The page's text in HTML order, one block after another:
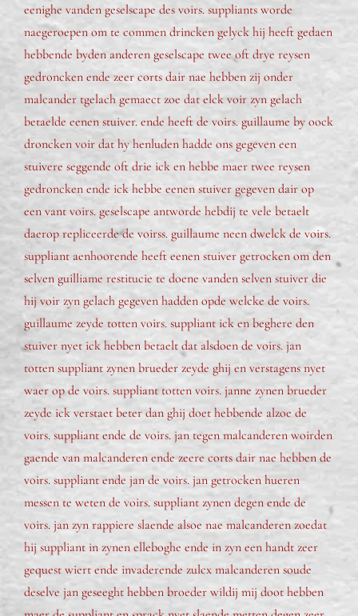
eenighe vanden geselscape des voirs. suppliants worde
naegeroepen om te commen drincken gelyck hij heeft gedaen
hebbende byden anderen geselscape twee oft drye reysen
gedroncken ende zeer corts dair nae hebben zij onder
malcander tgelach gemaect zoe dat elck voir zyn gelach
betaelde eenen stuiver. ende heeft de voirs. guillaume by oock
droncken voir dat hy henluden hadde ons gegeven een
stuivere seggende oft drie ick en hebbe maer twee reysen
gedroncken ende ick hebbe eenen stuiver gegeven dair op
een vant voirs. geselscape antworde hebdij te vele betaelt
daerop repliceerde de voirss. guillaume neen dwelck de voirs.
suppliant aenhoorende heeft eenen stuiver getrocken om den
selven guilliame restitucie te doene vanden selven stuiver die
hij voir zyn gelach gegeven hadden opde welcke de voirs.
guillaume zeyde totten voirs. suppliant ick en beghere den
stuiver nyet ick hebben betaelt dat alsdoen de voirs. jan
totten suppliant zynen brueder zeyde ghij en verstagens nyet
waer op de voirs. suppliant totten voirs. janne zynen brueder
zeyde ick verstaet beter dan ghij doet hebbende alzoe de
voirs. suppliant ende de voirs. jan tegen malcanderen woirden
gaende van malcanderen ende zeere corts dair nae hebben de
voirs. suppliant ende jan de voirs. jan getrocken hueren
messen te weten de voirs. suppliant zynen degen ende de
voirs. jan zyn rappiere slaende alsoe nae malcanderen zoedat
hij suppliant in zynen elleboghe ende in zyn een handt zeer
gequest wiert ende invaderende zulcx malcanderen soude
deselve jan geseeght hebben broeder wildij mij doot hebben